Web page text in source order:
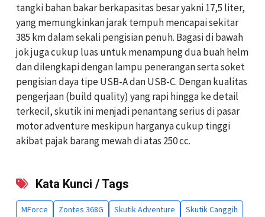
tangki bahan bakar berkapasitas besar yakni 17,5 liter,
yang memungkinkan jarak tempuh mencapai sekitar
385 km dalam sekali pengisian penuh. Bagasi di bawah
jok juga cukup luas untuk menampung dua buah helm
dan dilengkapi dengan lampu penerangan serta soket
pengisian daya tipe USB-A dan USB-C. Dengan kualitas
pengerjaan (build quality) yang rapi hingga ke detail
terkecil, skutik ini menjadi penantang serius di pasar
motor adventure meskipun harganya cukup tinggi
akibat pajak barang mewah di atas 250 cc.
Kata Kunci / Tags
MForce Zontes 368G Skutik Adventure
Skutik Canggih